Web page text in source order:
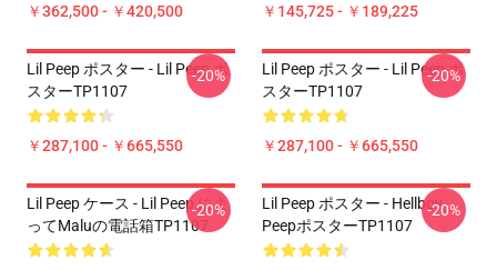
￥362,500 - ￥420,500 ￥145,725 - ￥189,225
Lil Peep ポスター - Lil Peep ポ
スターTP1107
￥287,100 - ￥665,550
-20%
Lil Peep ポスター - Lil Peep ポ
スターTP1107
￥287,100 - ￥665,550
-20%
Lil Peep ケース - Lil Peep によ
ってMaluの電話箱TP1107
-20%
Lil Peep ポスター - Hellboy
PeepポスターTP1107
-20%